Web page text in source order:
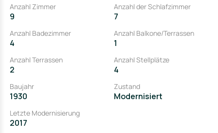
Anzahl Zimmer
9
Anzahl der Schlafzimmer
7
Anzahl Badezimmer
4
Anzahl Balkone/Terrassen
1
Anzahl Terrassen
2
Anzahl Stellplätze
4
Baujahr
1930
Zustand
Modernisiert
Letzte Modernisierung
2017